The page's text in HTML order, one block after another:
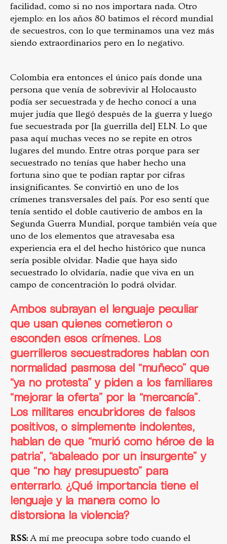
facilidad, como si no nos importara nada. Otro
ejemplo: en los años 80 batimos el récord mundial
de secuestros, con lo que terminamos una vez más
siendo extraordinarios pero en lo negativo.
Colombia era entonces el único país donde una
persona que venía de sobrevivir al Holocausto
podía ser secuestrada y de hecho conocí a una
mujer judía que llegó después de la guerra y luego
fue secuestrada por [la guerrilla del] ELN. Lo que
pasa aquí muchas veces no se repite en otros
lugares del mundo. Entre otras porque para ser
secuestrado no tenías que haber hecho una
fortuna sino que te podían raptar por cifras
insignificantes. Se convirtió en uno de los
crímenes transversales del país. Por eso sentí que
tenía sentido el doble cautiverio de ambos en la
Segunda Guerra Mundial, porque también veía que
uno de los elementos que atravesaba esa
experiencia era el del hecho histórico que nunca
sería posible olvidar. Nadie que haya sido
secuestrado lo olvidaría, nadie que viva en un
campo de concentración lo podrá olvidar.
Ambos subrayan el lenguaje peculiar
que usan quienes cometieron o
esconden esos crímenes. Los
guerrilleros secuestradores hablan con
normalidad pasmosa del “muñeco” que
“ya no protesta” y piden a los familiares
“mejorar la oferta” por la “mercancía”.
Los militares encubridores de falsos
positivos, o simplemente indolentes,
hablan de que “murió como héroe de la
patria”, “abaleado por un insurgente” y
que “no hay presupuesto” para
enterrarlo. ¿Qué importancia tiene el
lenguaje y la manera como lo
distorsiona la violencia?
RSS:A mí me preocupa sobre todo cuando el